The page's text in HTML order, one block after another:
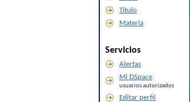
Título
Materia
Servicios
Alertas
Mi DSpace
usuarios autorizados
Editar perfil